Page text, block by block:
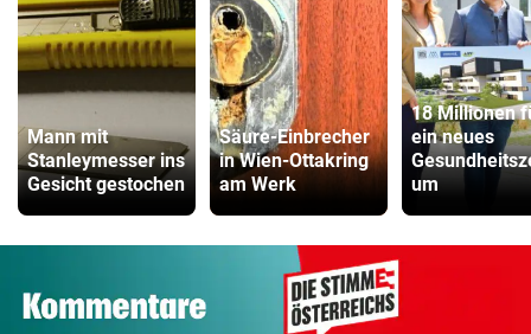
Mann mit
Stanleymesser ins
Gesicht gestochen
Säure-Einbrecher
in Wien-Ottakring
am Werk
18 Millionen
ein neues
um